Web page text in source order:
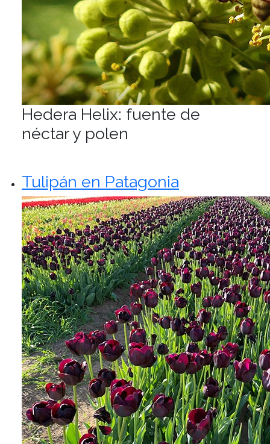
Hedera Helix: fuente de
néctar y polen
Tulipán en Patagonia